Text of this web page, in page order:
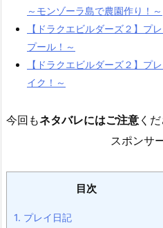
～モンゾーラ島で農園作り！～
【ドラクエビルダーズ２】プ
プール！～
【ドラクエビルダーズ２】プ
イク！～
今回もネタバレにはご注意 くだ
スポンサ
目次
1. プレイ日記